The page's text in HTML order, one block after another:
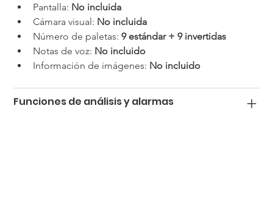
Pantalla: No incluida
Cámara visual: No incluida
Número de paletas: 9 estándar + 9 invertidas
Notas de voz: No incluido
Información de imágenes: No incluido
Funciones de análisis y alarmas